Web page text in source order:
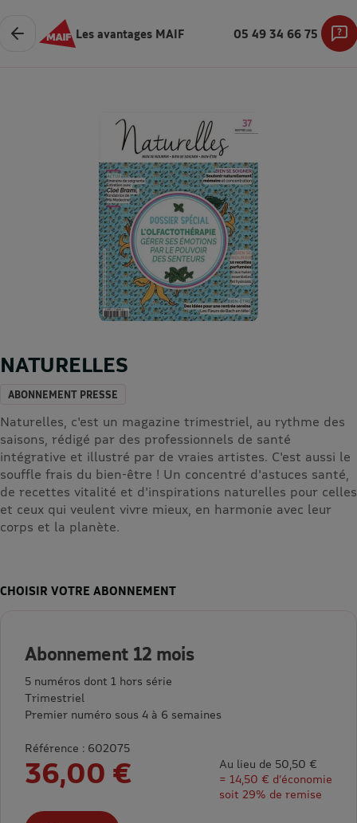
Les avantages MAIF 05 49 34 66 75
NATURELLES
ABONNEMENT PRESSE
Naturelles, c'est un magazine trimestriel, au rythme des
saisons, rédigé par des professionnels de santé
intégrative et illustré par de vraies artistes. C'est aussi le
souffle frais du bien-être ! Un concentré d'astuces santé,
de recettes vitalité et d'inspirations naturelles pour celles
et ceux qui veulent vivre mieux, en harmonie avec leur
corps et la planète.
CHOISIR VOTRE ABONNEMENT
Abonnement 12 mois
5 numéros dont 1 hors série
Trimestriel
Premier numéro sous 4 à 6 semaines
Référence : 602075
36,00 €
Au lieu de 50,50 €
= 14,50 € d’économie
soit 29% de remise